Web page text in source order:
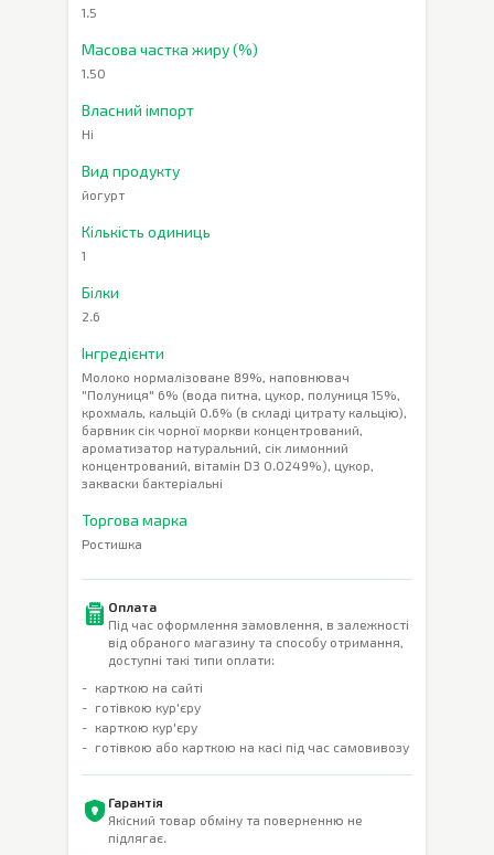
1.5
Масова частка жиру (%)
1.50
Власний імпорт
Ні
Вид продукту
йогурт
Кількість одиниць
1
Білки
2.6
Інгредієнти
Молоко нормалізоване 89%, наповнювач
"Полуниця" 6% (вода питна, цукор, полуниця 15%,
крохмаль, кальцій 0.6% (в складі цитрату кальцію),
барвник сік чорної моркви концентрований,
ароматизатор натуральний, сік лимонний
концентрований, вітамін D3 0.0249%), цукор,
закваски бактеріальні
Торгова марка
Ростишка
Оплата
Під час оформлення замовлення, в залежності
від обраного магазину та способу отримання,
доступні такі типи оплати:
карткою на сайті
готівкою кур'єру
карткою кур'єру
готівкою або карткою на касі під час самовивозу
Гарантія
Якісний товар обміну та поверненню не
підлягає.